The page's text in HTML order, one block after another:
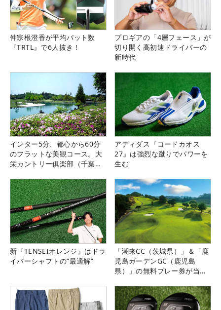
仲宗根澄香が平均パット数
『TRTL』で6人抜き！
プロギアの「4層フェース」が
切り開く高初速ドライバーの
新時代
インター5分、都心から60分
のフラットな美観コース。大
栄カントリー俱楽部（千葉
アディダス『コードカオス
27』は強烈な蹴りでパワーを
生む
新『TENSEIオレンジ』はドラ
イバーシャフトの“最適解”
「潮来CC（茨城県）」＆「鹿
児島ガーデンGC（鹿児島
県）」の無料プレー券が当た